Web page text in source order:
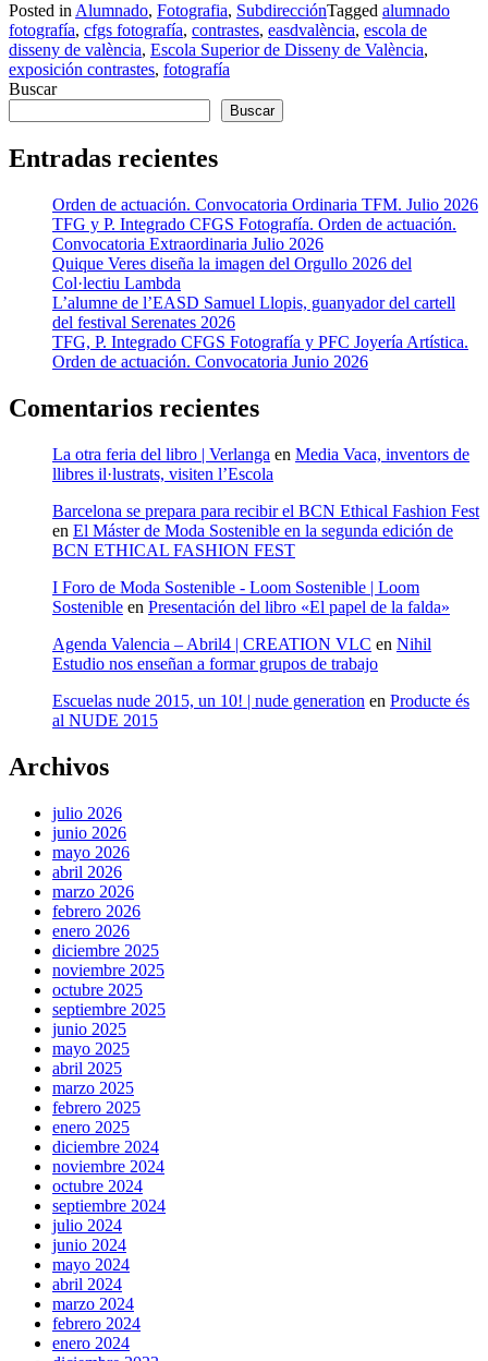
Posted in Alumnado, Fotografia, SubdirecciónTagged alumnado
fotografía, cfgs fotografía, contrastes, easdvalència, escola de
disseny de valència, Escola Superior de Disseny de València,
exposición contrastes, fotografía
Buscar
Buscar
Entradas recientes
Orden de actuación. Convocatoria Ordinaria TFM. Julio 2026
TFG y P. Integrado CFGS Fotografía. Orden de actuación.
Convocatoria Extraordinaria Julio 2026
Quique Veres diseña la imagen del Orgullo 2026 del
Col·lectiu Lambda
L’alumne de l’EASD Samuel Llopis, guanyador del cartell
del festival Serenates 2026
TFG, P. Integrado CFGS Fotografía y PFC Joyería Artística.
Orden de actuación. Convocatoria Junio 2026
Comentarios recientes
La otra feria del libro | Verlanga en Media Vaca, inventors de
llibres il·lustrats, visiten l’Escola
Barcelona se prepara para recibir el BCN Ethical Fashion Fest
en El Máster de Moda Sostenible en la segunda edición de
BCN ETHICAL FASHION FEST
I Foro de Moda Sostenible - Loom Sostenible | Loom
Sostenible en Presentación del libro «El papel de la falda»
Agenda Valencia – Abril4 | CREATION VLC en Nihil
Estudio nos enseñan a formar grupos de trabajo
Escuelas nude 2015, un 10! | nude generation en Producte és
al NUDE 2015
Archivos
julio 2026
junio 2026
mayo 2026
abril 2026
marzo 2026
febrero 2026
enero 2026
diciembre 2025
noviembre 2025
octubre 2025
septiembre 2025
junio 2025
mayo 2025
abril 2025
marzo 2025
febrero 2025
enero 2025
diciembre 2024
noviembre 2024
octubre 2024
septiembre 2024
julio 2024
junio 2024
mayo 2024
abril 2024
marzo 2024
febrero 2024
enero 2024